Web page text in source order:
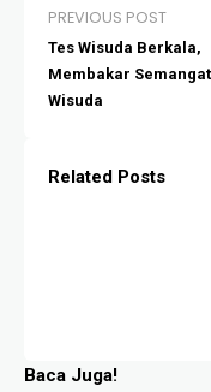
PREVIOUS POST
Tes Wisuda Berkala,
Membakar
Wisuda
Related Posts
Baca Juga!